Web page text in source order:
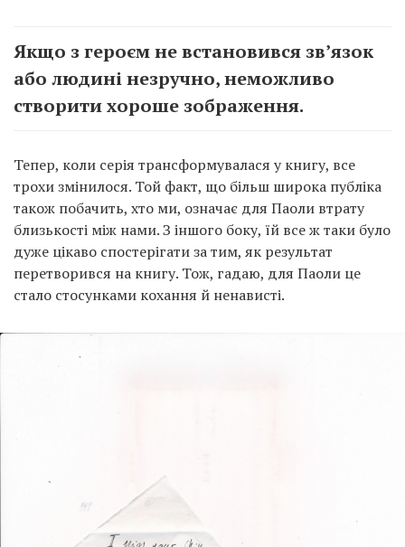
Якщо з героєм не встановився зв’язок
або людині незручно, неможливо
створити хороше зображення.
Тепер, коли серія трансформувалася у книгу, все
трохи змінилося. Той факт, що більш широка публіка
також побачить, хто ми, означає для Паоли втрату
близькості між нами. З іншого боку, їй все ж таки було
дуже цікаво спостерігати за тим, як результат
перетворився на книгу. Тож, гадаю, для Паоли це
стало стосунками кохання й ненависті.